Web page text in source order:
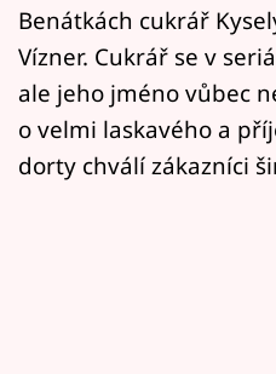
Sledujte nás
Benátkách cukrář
Vízner. Cukrář se v
ale jeho jméno vůbec
o velmi laskavého a
dorty chválí zákazníci